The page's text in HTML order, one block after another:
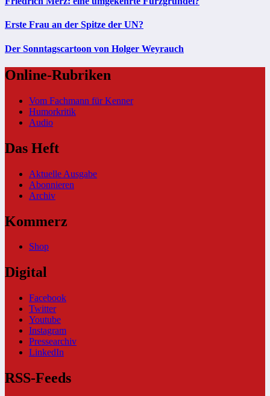
Erste Frau an der Spitze der UN?
Der Sonntagscartoon von Holger Weyrauch
Online-Rubriken
Vom Fachmann für Kenner
Humorkritik
Audio
Das Heft
Aktuelle Ausgabe
Abonnieren
Archiv
Kommerz
Shop
Digital
Facebook
Twitter
Youtube
Instagram
Pressearchiv
LinkedIn
RSS-Feeds